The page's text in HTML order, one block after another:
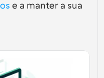
por IA
lembretes
as últimas notícias e
e a manter a sua